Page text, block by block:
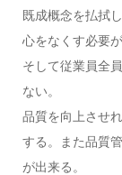
既成概念を払拭
心をなくす必要が
そして従業員全
ない。
品質を向上させ
する。また品質
が出来る。